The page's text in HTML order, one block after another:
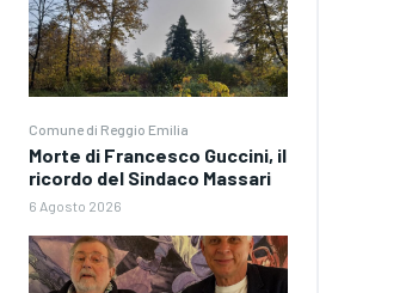
Comune di Reggio Emilia
Morte di Francesco Guccini, il
ricordo del Sindaco Massari
6 Agosto 2026